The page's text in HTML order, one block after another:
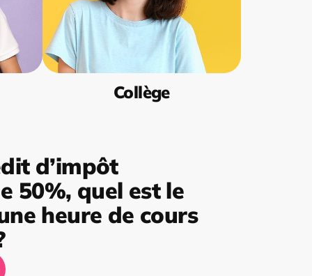
Collège
d’impôt
50%, quel est le
heure de cours